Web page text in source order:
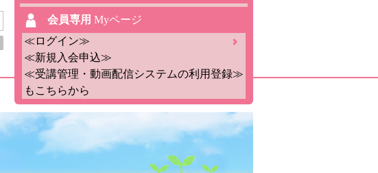
会員専用 Myページ
≪ログイン≫
≪新規入会申込≫
≪受講管理・動画配信システムの利用登録≫
もこちらから